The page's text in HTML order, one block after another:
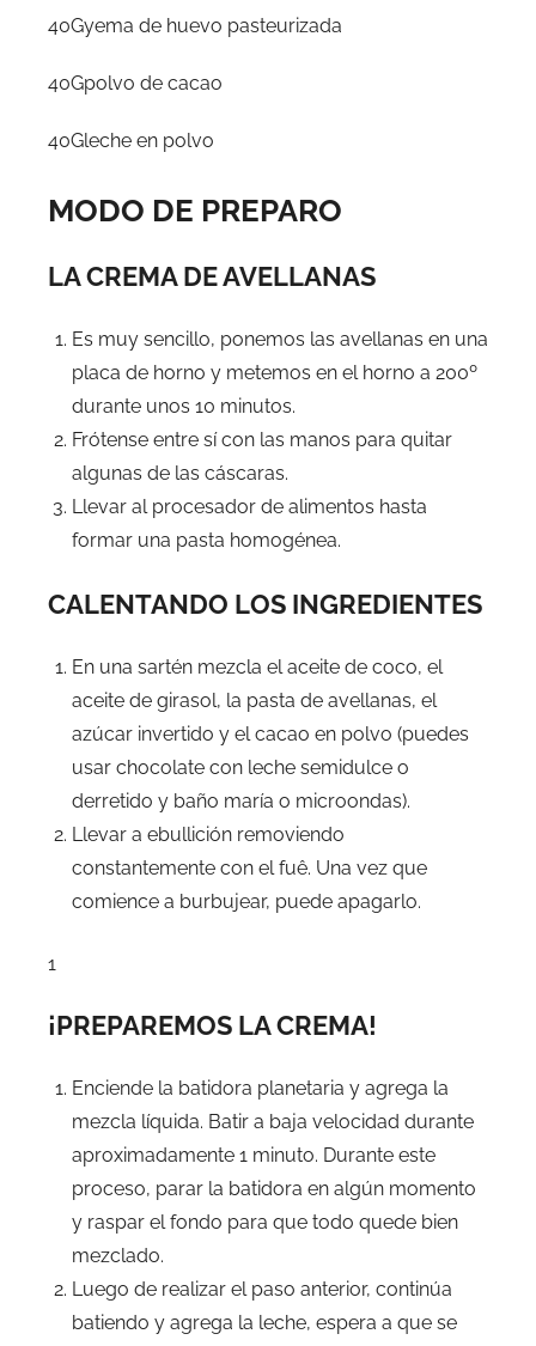
40Gyema de huevo pasteurizada
40Gpolvo de cacao
40Gleche en polvo
MODO DE PREPARO
LA CREMA DE AVELLANAS
Es muy sencillo, ponemos las avellanas en una
placa de horno y metemos en el horno a 200º
durante unos 10 minutos.
Frótense entre sí con las manos para quitar
algunas de las cáscaras.
Llevar al procesador de alimentos hasta
formar una pasta homogénea.
CALENTANDO LOS INGREDIENTES
En una sartén mezcla el aceite de coco, el
aceite de girasol, la pasta de avellanas, el
azúcar invertido y el cacao en polvo (puedes
usar chocolate con leche semidulce o
derretido y baño maría o microondas).
Llevar a ebullición removiendo
constantemente con el fuê. Una vez que
comience a burbujear, puede apagarlo.
1
¡PREPAREMOS LA CREMA!
Enciende la batidora planetaria y agrega la
mezcla líquida. Batir a baja velocidad durante
aproximadamente 1 minuto. Durante este
proceso, parar la batidora en algún momento
y raspar el fondo para que todo quede bien
mezclado.
Luego de realizar el paso anterior, continúa
batiendo y agrega la leche, espera a que se